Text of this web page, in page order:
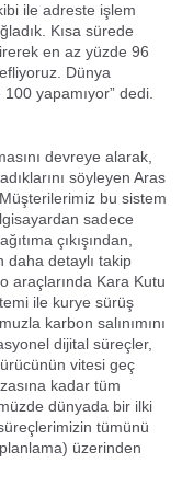
ile adreste işlem
Kısa sürede
en az yüzde 96
Dünya
yapamıyor” dedi.
devreye alarak,
söyleyen Aras
bu sistem
sadece
çıkışından,
detaylı takip
araçlarında Kara Kutu
ile kurye sürüş
karbon salınımını
dijital süreçler,
vitesi geç
kadar tüm
dünyada bir ilki
tümünü
üzerinden